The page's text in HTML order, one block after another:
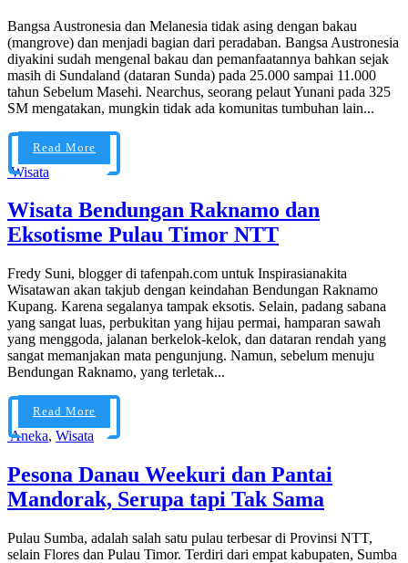
Bangsa Austronesia dan Melanesia tidak asing dengan bakau
(mangrove) dan menjadi bagian dari peradaban. Bangsa Austronesia
diyakini sudah mengenal bakau dan pemanfaatannya bahkan sejak
masih di Sundaland (dataran Sunda) pada 25.000 sampai 11.000
tahun Sebelum Masehi. Nearchus, seorang pelaut Yunani pada 325
SM mengatakan, mungkin tidak ada komunitas tumbuhan lain...
Read More
Wisata
Wisata Bendungan Raknamo dan
Eksotisme Pulau Timor NTT
Fredy Suni, blogger di tafenpah.com untuk Inspirasianakita
Wisatawan akan takjub dengan keindahan Bendungan Raknamo
Kupang. Karena segalanya tampak eksotis. Selain, padang sabana
yang sangat luas, perbukitan yang hijau permai, hamparan sawah
yang menggoda, jalanan berkelok-kelok, dan dataran rendah yang
sangat memanjakan mata pengunjung. Namun, sebelum menuju
Bendungan Raknamo, yang terletak...
Read More
Aneka, Wisata
Pesona Danau Weekuri dan Pantai
Mandorak, Serupa tapi Tak Sama
Pulau Sumba, adalah salah satu pulau terbesar di Provinsi NTT,
selain Flores dan Pulau Timor. Terdiri dari empat kabupaten, Sumba